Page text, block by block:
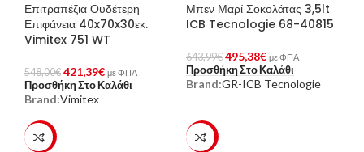
Επιτραπέζια Ουδέτερη
Επιφάνεια 40x70x30εκ.
Vimitex 751 WT
548,00€ 421,39€ με ΦΠΑ
Προσθήκη Στο Καλάθι
Brand:Vimitex
Μπεν Μαρί Σοκολάτας 3,5lt
ICB Tecnologie 68-40815
643,99€ 495,38€ με ΦΠΑ
Προσθήκη Στο Καλάθι
Brand:GR-ICB Tecnologie
-23% -23%